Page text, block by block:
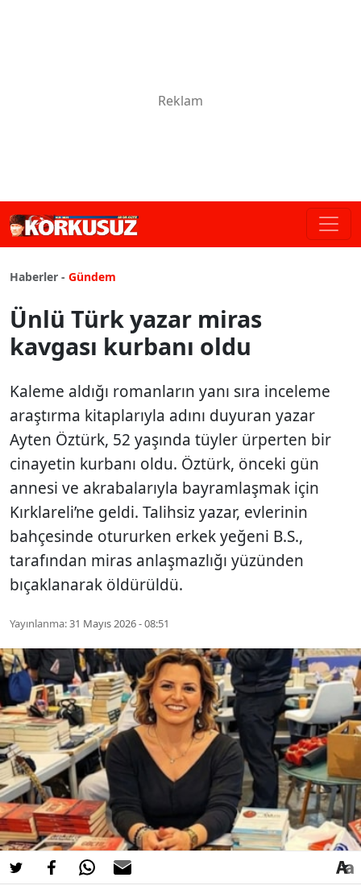
Haberler - Gündem
Ünlü Türk yazar miras
kavgası kurbanı oldu
Kaleme aldığı romanların yanı sıra inceleme
araştırma kitaplarıyla adını duyuran yazar
Ayten Öztürk, 52 yaşında tüyler ürperten bir
cinayetin kurbanı oldu. Öztürk, önceki gün
annesi ve akrabalarıyla bayramlaşmak için
Kırklareli’ne geldi. Talihsiz yazar, evlerinin
bahçesinde otururken erkek yeğeni B.S.,
tarafından miras anlaşmazlığı yüzünden
bıçaklanarak öldürüldü.
Yayınlanma:31 Mayıs 2026 - 08:51